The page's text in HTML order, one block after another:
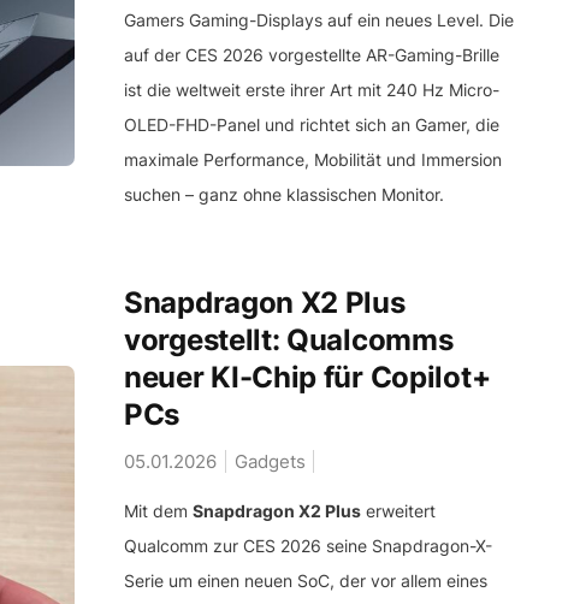
Gamers Gaming-Displays auf ein neues Level. Die
auf der CES 2026 vorgestellte AR-Gaming-Brille
ist die weltweit erste ihrer Art mit 240 Hz Micro-
OLED-FHD-Panel und richtet sich an Gamer, die
maximale Performance, Mobilität und Immersion
suchen – ganz ohne klassischen Monitor.
Snapdragon X2 Plus
vorgestellt: Qualcomms
neuer KI-Chip für Copilot+
PCs
05.01.2026 Gadgets
Mit dem Snapdragon X2 Plus erweitert
Qualcomm zur CES 2026 seine Snapdragon-X-
Serie um einen neuen SoC, der vor allem eines